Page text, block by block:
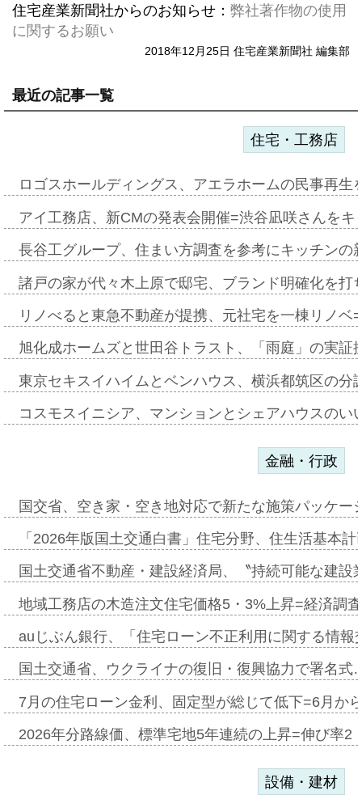
住宅産業新聞社からのお知らせ： 弊社著作物の使用
に関するお願い
2018年12月25日 住宅産業新聞社 編集部
最近の記事一覧
住宅・工務店
ロゴスホールディングス、アエラホームの民事再
アイ工務店、新CMの発表会開催=渋谷凪咲さんを
長谷工グループ、住まい方調査を参考にキッチン
諸戸の家が代々木上原で邸宅、ブランド明確化を
リノべると東急不動産が提携、元社宅を一棟リノ
旭化成ホームズと世田谷トラスト、「雨庭」の実
東京セキスイハイムとベンハウス、横浜都筑区の
コスモスイニシア、マンションとシェアハウスの
金融・行政
国交省、空き家・空き地対応で新たな施策パッケ
「2026年版国土交通白書」住宅分野、住生活基本
国土交通省不動産・建設経済局、〝持続可能な建
地域工務店の木造注文住宅価格5・3%上昇=経済調
auじぶん銀行、「住宅ローン不正利用に関する情
国土交通省、ウクライナの復旧・復興協力で署名
7月の住宅ローン金利、固定型が総じて低下=6月か
2026年分路線価、標準宅地5年連続の上昇=伸び率
設備・建材